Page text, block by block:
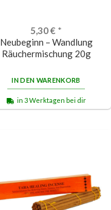
5,30€ *
Neubeginn – Wandlung
Räuchermischung 20g
IN DEN WARENKORB
in 3 Werktagen bei dir